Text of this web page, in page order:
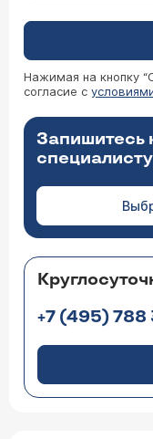
Нажимая на кнопку
согласие с
Запишитесь
специалисту
+7 (495) 788